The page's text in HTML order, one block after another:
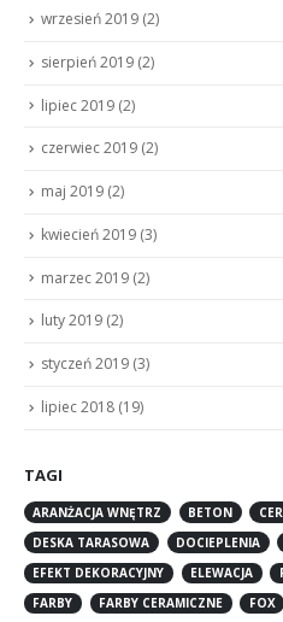
wrzesień 2019 (2)
sierpień 2019 (2)
lipiec 2019 (2)
czerwiec 2019 (2)
maj 2019 (2)
kwiecień 2019 (3)
marzec 2019 (2)
luty 2019 (2)
styczeń 2019 (3)
lipiec 2018 (19)
TAGI
ARANŻACJA WNĘTRZ BETON
DESKA TARASOWA
DOCIEPLENIA
EFEKT DEKORACYJNY
ELEWACJA
FARBY
FARBY CERAMICZNE FOX